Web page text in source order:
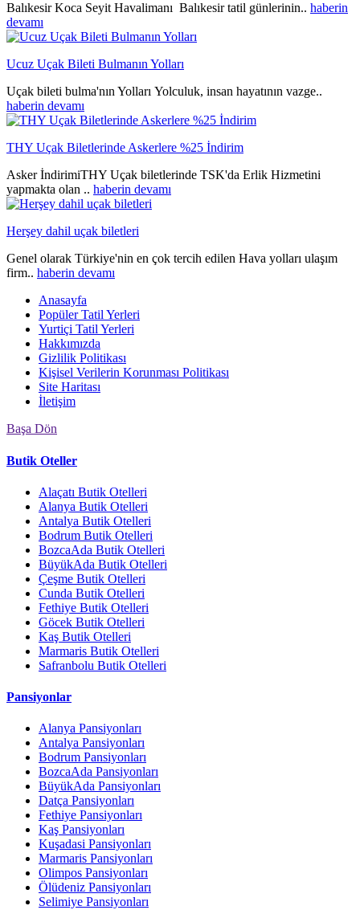
Balıkesir Koca Seyit Havalimanı Balıkesir tatil günlerinin.. haberin
devamı
Ucuz Uçak Bileti Bulmanın Yolları
Uçak bileti bulma'nın Yolları Yolculuk, insan hayatının vazge..
haberin devamı
THY Uçak Biletlerinde Askerlere %25 İndirim
Asker İndirimiTHY Uçak biletlerinde TSK'da Erlik Hizmetini
yapmakta olan .. haberin devamı
Herşey dahil uçak biletleri
Genel olarak Türkiye'nin en çok tercih edilen Hava yolları ulaşım
firm.. haberin devamı
Anasayfa
Popüler Tatil Yerleri
Yurtiçi Tatil Yerleri
Hakkımızda
Gizlilik Politikası
Kişisel Verilerin Korunması Politikası
Site Haritası
İletişim
Başa Dön
Butik Oteller
Alaçatı Butik Otelleri
Alanya Butik Otelleri
Antalya Butik Otelleri
Bodrum Butik Otelleri
BozcaAda Butik Otelleri
BüyükAda Butik Otelleri
Çeşme Butik Otelleri
Cunda Butik Otelleri
Fethiye Butik Otelleri
Göcek Butik Otelleri
Kaş Butik Otelleri
Marmaris Butik Otelleri
Safranbolu Butik Otelleri
Pansiyonlar
Alanya Pansiyonları
Antalya Pansiyonları
Bodrum Pansiyonları
BozcaAda Pansiyonları
BüyükAda Pansiyonları
Datça Pansiyonları
Fethiye Pansiyonları
Kaş Pansiyonları
Kuşadasi Pansiyonları
Marmaris Pansiyonları
Olimpos Pansiyonları
Ölüdeniz Pansiyonları
Selimiye Pansiyonları